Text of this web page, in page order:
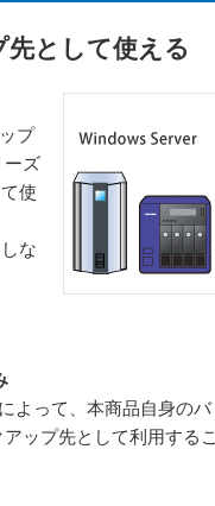
として使える
プ
ーズ
使
な
よって、本商品自身のバ
ップ先として利用するこ